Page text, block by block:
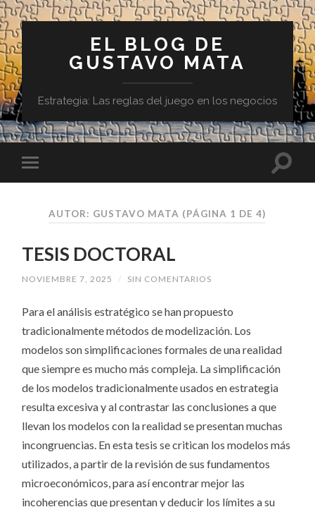
EL BLOG DE
GUSTAVO MATA
Estrategia: Las reglas del juego en los negocios
AUTOR: GUSTAVO MATA (PÁGINA 1 DE 4)
TESIS DOCTORAL
NOVIEMBRE 7, 2025 / SIN COMENTARIOS
Para el análisis estratégico se han propuesto
tradicionalmente métodos de modelización. Los
modelos son simplificaciones formales de una realidad
que siempre es mucho más compleja. La simplificación
de los modelos tradicionalmente usados en estrategia
resulta excesiva y al contrastar las conclusiones a que
llevan los modelos con la realidad se presentan muchas
incongruencias. En esta tesis se critican los modelos más
utilizados, a partir de la revisión de sus fundamentos
microeconómicos, para así encontrar mejor las
incoherencias que presentan y deducir los límites a su